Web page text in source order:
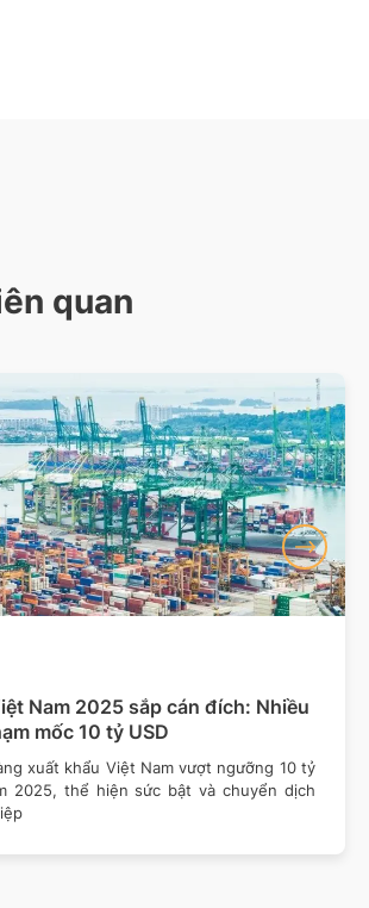
quan
Nam 2025 sắp cán đích: Nhiều
mốc 10 tỷ USD
xuất khẩu Việt Nam vượt ngưỡng 10 tỷ
2025, thể hiện sức bật và chuyển dịch